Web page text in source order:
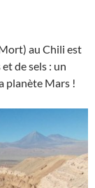
au Chili est
de sels : un
planète Mars !